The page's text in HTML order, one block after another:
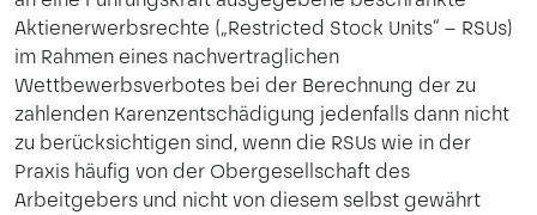
Aktienerwerbsrechte („Restricted Stock Units“ – RSUs)
im Rahmen eines nachvertraglichen
Wettbewerbsverbotes bei der Berechnung der zu
zahlenden Karenzentschädigung jedenfalls dann nicht
zu berücksichtigen sind, wenn die RSUs wie in der
Praxis häufig von der Obergesellschaft des
Arbeitgebers und nicht von diesem selbst gewährt